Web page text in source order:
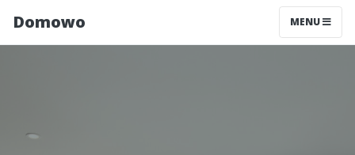
Domowo MENU